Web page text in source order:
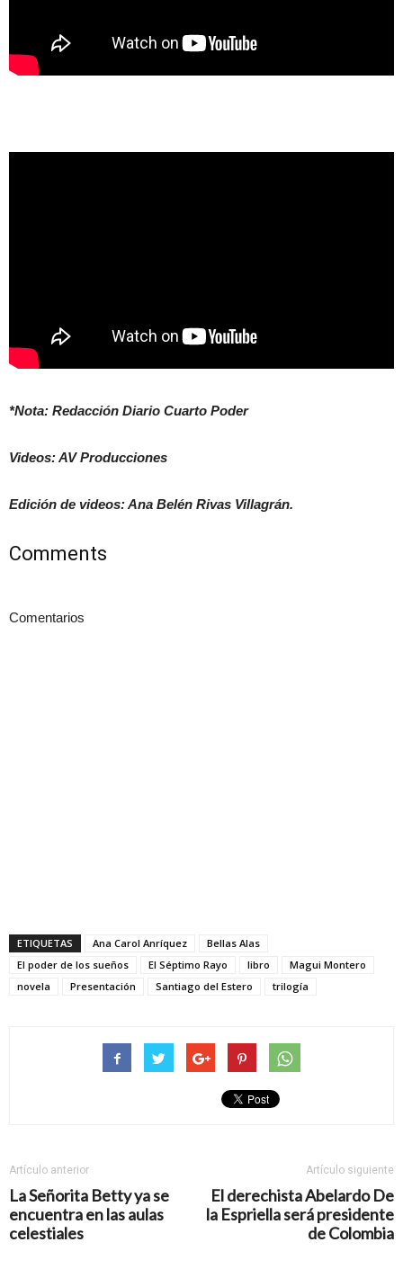
*Nota: Redacción Diario Cuarto Poder
Videos: AV Producciones
Edición de videos: Ana Belén Rivas Villagrán.
Comments
Comentarios
ETIQUETAS Ana Carol Anríquez
Bellas Alas
El poder de los sueños
El Séptimo Rayo libro
Magui Montero
novela
Presentación Santiago del Estero trilogía
Artículo anterior
La Señorita Betty ya se
encuentra en las aulas
celestiales
Artículo siguiente
El derechista Abelardo De
la Espriella será presidente
de Colombia